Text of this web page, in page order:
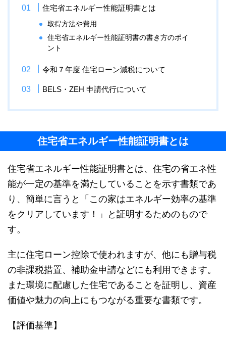
住宅省エネルギー性能証明書とは
取得方法や費用
住宅省エネルギー性能証明書の書き方のポイ
ント
令和７年度 住宅ローン減税について
BELS・ZEH 申請代行について
住宅省エネルギー性能証明書とは
住宅省エネルギー性能証明書とは、住宅の省エネ性
能が一定の基準を満たしていることを示す書類であ
り、簡単に言うと「この家はエネルギー効率の基準
をクリアしています！」と証明するためのもので
す。
主に住宅ローン控除で使われますが、他にも贈与税
の非課税措置、補助金申請などにも利用できます。
また環境に配慮した住宅であることを証明し、資産
価値や魅力の向上にもつながる重要な書類です。
【評価基準】